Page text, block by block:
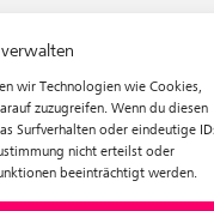
wir Technologien wie Cookies,
zuzugreifen. Wenn du diesen
Surfverhalten oder eindeutige
nicht erteilst oder
beeinträchtigt werden.